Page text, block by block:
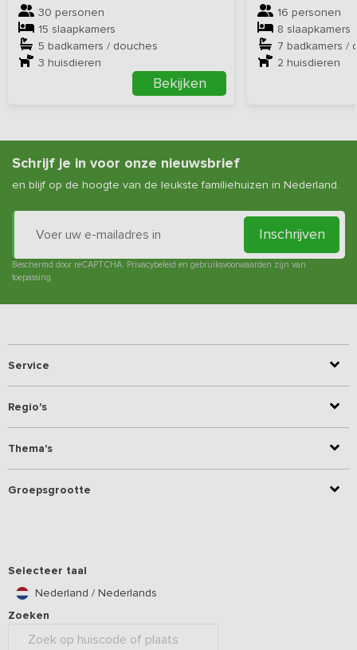
30 personen
15 slaapkamers
5 badkamers / douches
3 huisdieren
Bekijken
16 personen
8 slaapkamers
7 badkamers /
2 huisdieren
Schrijf je in voor onze nieuwsbrief
en blijf op de hoogte van de leukste familiehuizen in Nederland.
Inschrijven
Beschermd door reCAPTCHA. Privacybeleid en gebruiksvoorwaarden zijn van
toepassing.
Service
Regio's
Thema's
Groepsgrootte
Selecteer taal
Nederland / Nederlands
Zoeken